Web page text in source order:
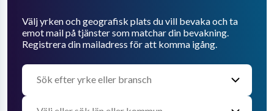
Välj yrken och geografisk plats du vill bevaka och ta
emot mail på tjänster som matchar din bevakning.
Registrera din mailadress för att komma igång.